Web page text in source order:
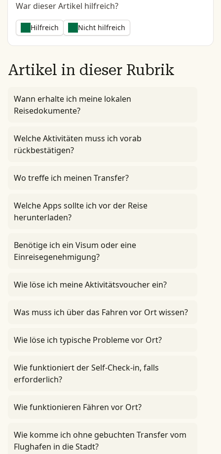
War dieser Artikel hilfreich?
Hilfreich Nicht hilfreich
Artikel in dieser Rubrik
Wann erhalte ich meine lokalen
Reisedokumente?
Welche Aktivitäten muss ich vorab
rückbestätigen?
Wo treffe ich meinen Transfer?
Welche Apps sollte ich vor der Reise
herunterladen?
Benötige ich ein Visum oder eine
Einreisegenehmigung?
Wie löse ich meine Aktivitätsvoucher ein?
Was muss ich über das Fahren vor Ort wissen?
Wie löse ich typische Probleme vor Ort?
Wie funktioniert der Self-Check-in, falls
erforderlich?
Wie funktionieren Fähren vor Ort?
Wie komme ich ohne gebuchten Transfer vom
Flughafen in die Stadt?